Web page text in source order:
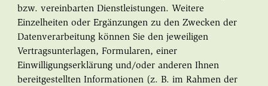
bzw. vereinbarten Dienstleistungen. Weitere
Einzelheiten oder Ergänzungen zu den Zwecken der
Datenverarbeitung können Sie den jeweiligen
Vertragsunterlagen, Formularen, einer
Einwilligungserklärung und/oder anderen Ihnen
bereitgestellten Informationen (z. B. im Rahmen der